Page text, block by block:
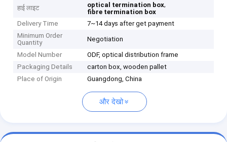
हाई लाइट optical termination box,
fibre termination box
Delivery Time
7~14 days after get payment
Minimum Order
Quantity
Negotiation
Model Number
ODF, optical distribution frame
Packaging Details
carton box, wooden pallet
Place of Origin
Guangdong, China
और देखो